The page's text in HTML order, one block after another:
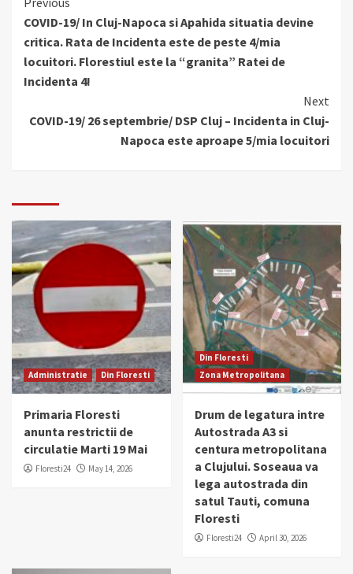
Reading
COVID-19/ In Cluj-Napoca si Apahida situatia devine
critica. Rata de Incidenta este de peste 4/mia
locuitori. Florestiul este la “granita” Ratei de
Incidenta 4!
Next
COVID-19/ 26 septembrie/ DSP Cluj – Incidenta in Cluj-
Napoca este aproape 5/mia locuitori
Administratie Din Floresti
Primaria Floresti
anunta restrictii de
circulatie Marti 19 Mai
Floresti24 May 14, 2026
Din Floresti
Zona Metropolitana
Drum de legatura intre
Autostrada A3 si
centura metropolitana
a Clujului. Soseaua va
lega autostrada din
satul Tauti, comuna
Floresti
Floresti24 April 30, 2026